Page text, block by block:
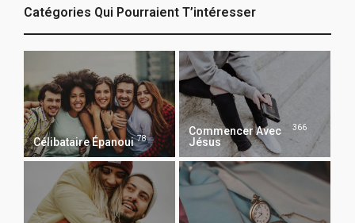
Catégories Qui Pourraient T’intéresser
Célibataire Épanoui 78
Commencer Avec
Jésus
366